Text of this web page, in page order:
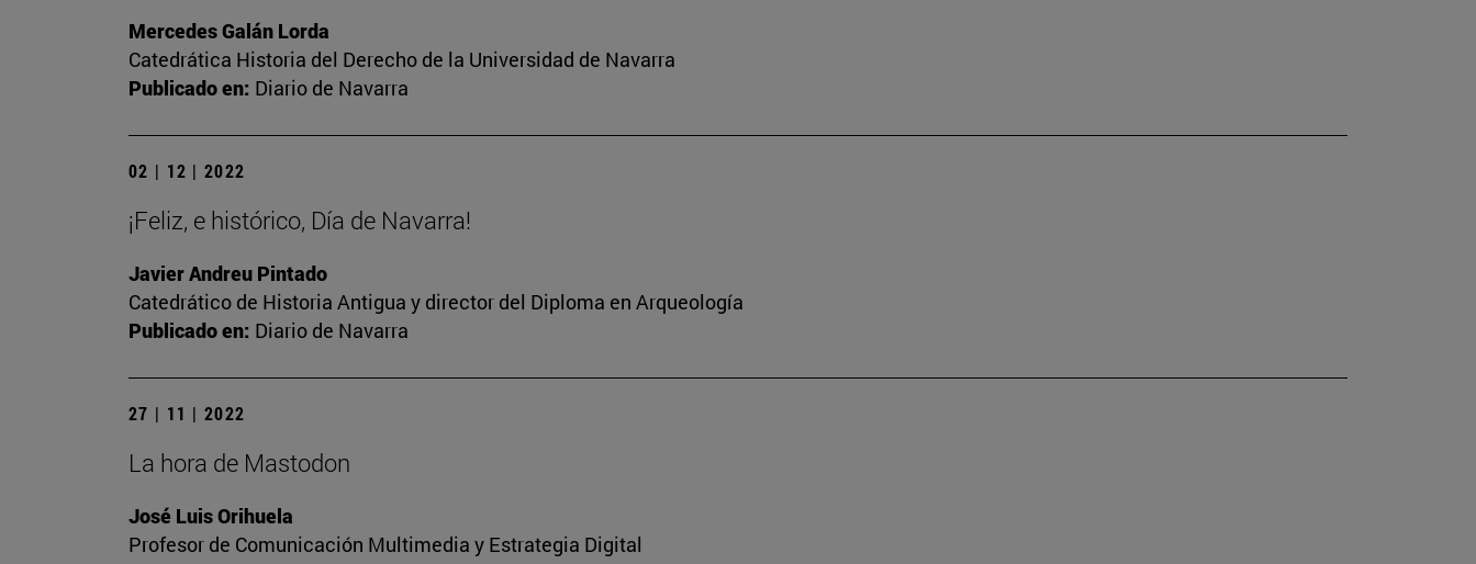
Mercedes Galán Lorda
Catedrática Historia del Derecho de la Universidad de Navarra
Publicado en: Diario de Navarra
02 | 12 | 2022
¡Feliz, e histórico, Día de Navarra!
Javier Andreu Pintado
Catedrático de Historia Antigua y director del Diploma en Arqueología
Publicado en: Diario de Navarra
27 | 11 | 2022
La hora de Mastodon
José Luis Orihuela
Profesor de Comunicación Multimedia y Estrategia Digital